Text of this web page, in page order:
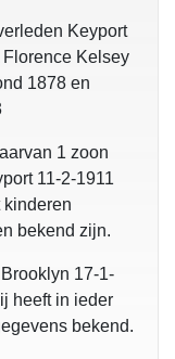
Keyport
Kelsey
1878 en
1 zoon
11-2-1911
kinderen
bekend zijn.
17-1-
heeft in ieder
bekend.